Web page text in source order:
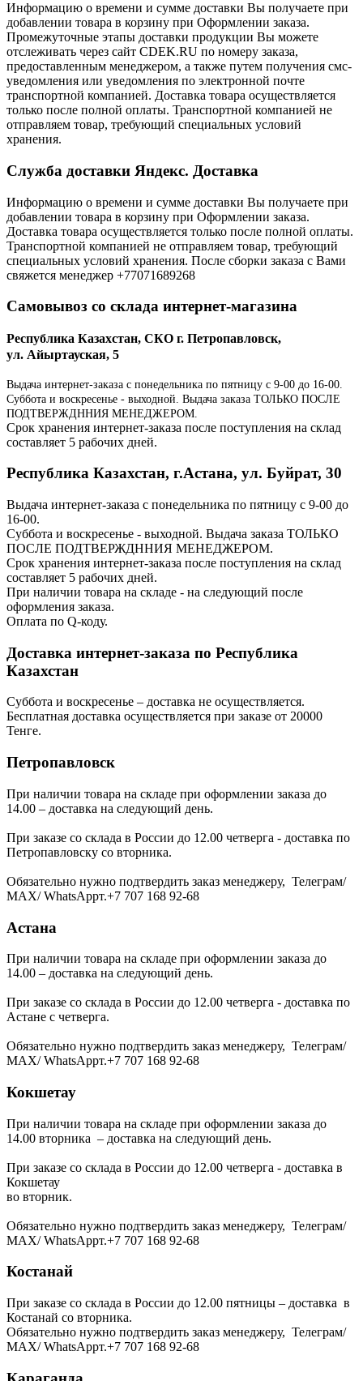
Информацию о времени и сумме доставки Вы получаете при
добавлении товара в корзину при Оформлении заказа.
Промежуточные этапы доставки продукции Вы можете
отслеживать через сайт CDEK.RU по номеру заказа,
предоставленным менеджером, а также путем получения смс-
уведомления или уведомления по электронной почте
транспортной компанией. Доставка товара осуществляется
только после полной оплаты. Транспортной компанией не
отправляем товар, требующий специальных условий
хранения.
Служба доставки Яндекс. Доставка
Информацию о времени и сумме доставки Вы получаете при
добавлении товара в корзину при Оформлении заказа.
Доставка товара осуществляется только после полной оплаты.
Транспортной компанией не отправляем товар, требующий
специальных условий хранения. После сборки заказа с Вами
свяжется менеджер +77071689268
Самовывоз со склада интернет-магазина
Республика Казахстан, СКО г. Петропавловск,
ул. Айыртауская, 5
Выдача интернет-заказа с понедельника по пятницу с 9-00 до 16-00.
Суббота и воскресенье - выходной. Выдача заказа ТОЛЬКО ПОСЛЕ
ПОДТВЕРЖДННИЯ МЕНЕДЖЕРОМ.
Срок хранения интернет-заказа после поступления на склад
составляет 5 рабочих дней.
Республика Казахстан, г.Астана, ул. Буйрат, 30
Выдача интернет-заказа с понедельника по пятницу с 9-00 до
16-00.
Суббота и воскресенье - выходной. Выдача заказа ТОЛЬКО
ПОСЛЕ ПОДТВЕРЖДННИЯ МЕНЕДЖЕРОМ.
Срок хранения интернет-заказа после поступления на склад
составляет 5 рабочих дней.
При наличии товара на складе - на следующий после
оформления заказа.
Оплата по Q-коду.
Доставка интернет-заказа по Республика
Казахстан
Суббота и воскресенье – доставка не осуществляется.
Бесплатная доставка осуществляется при заказе от 20000
Тенге.
Петропавловск
При наличии товара на складе при оформлении заказа до
14.00 – доставка на следующий день.
При заказе со склада в России до 12.00 четверга - доставка по
Петропавловску со вторника.
Обязательно нужно подтвердить заказ менеджеру, Телеграм/
МАХ/ WhatsAppт.+7 707 168 92-68
Астана
При наличии товара на складе при оформлении заказа до
14.00 – доставка на следующий день.
При заказе со склада в России до 12.00 четверга - доставка по
Астане с четверга.
Обязательно нужно подтвердить заказ менеджеру, Телеграм/
МАХ/ WhatsAppт.+7 707 168 92-68
Кокшетау
При наличии товара на складе при оформлении заказа до
14.00 вторника – доставка на следующий день.
При заказе со склада в России до 12.00 четверга - доставка в
Кокшетау
во вторник.
Обязательно нужно подтвердить заказ менеджеру, Телеграм/
МАХ/ WhatsAppт.+7 707 168 92-68
Костанай
При заказе со склада в России до 12.00 пятницы – доставка в
Костанай со вторника.
Обязательно нужно подтвердить заказ менеджеру, Телеграм/
МАХ/ WhatsAppт.+7 707 168 92-68